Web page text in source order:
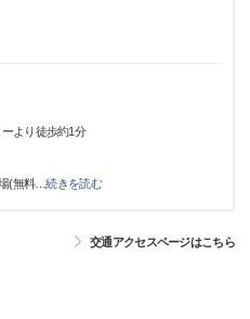
より徒歩約1分
(無料…続きを読む
交通アクセスページはこちら